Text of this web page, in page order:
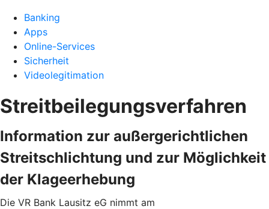
Banking
Apps
Online-Services
Sicherheit
Videolegitimation
Streitbeilegungsverfahren
Information zur außergerichtlichen
Streitschlichtung und zur Möglichkeit
der Klageerhebung
Die VR Bank Lausitz eG nimmt am